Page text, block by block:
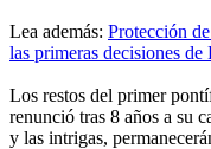
Lea además: Protección
las primeras decisiones
Los restos del primer
renunció tras 8 años a su
y las intrigas,